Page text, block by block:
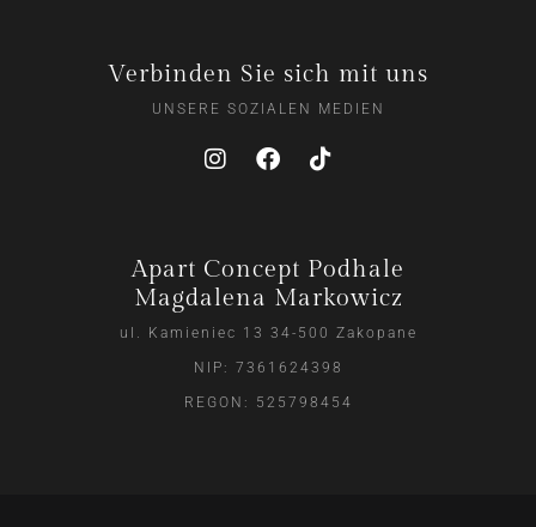
Verbinden Sie sich mit uns
UNSERE SOZIALEN MEDIEN
Apart Concept Podhale
Magdalena Markowicz
ul. Kamieniec 13 34-500 Zakopane
NIP: 7361624398
REGON: 525798454